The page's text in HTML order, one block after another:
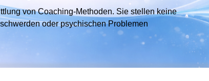
von Coaching-Methoden. Sie stellen keine
oder psychischen Problemen